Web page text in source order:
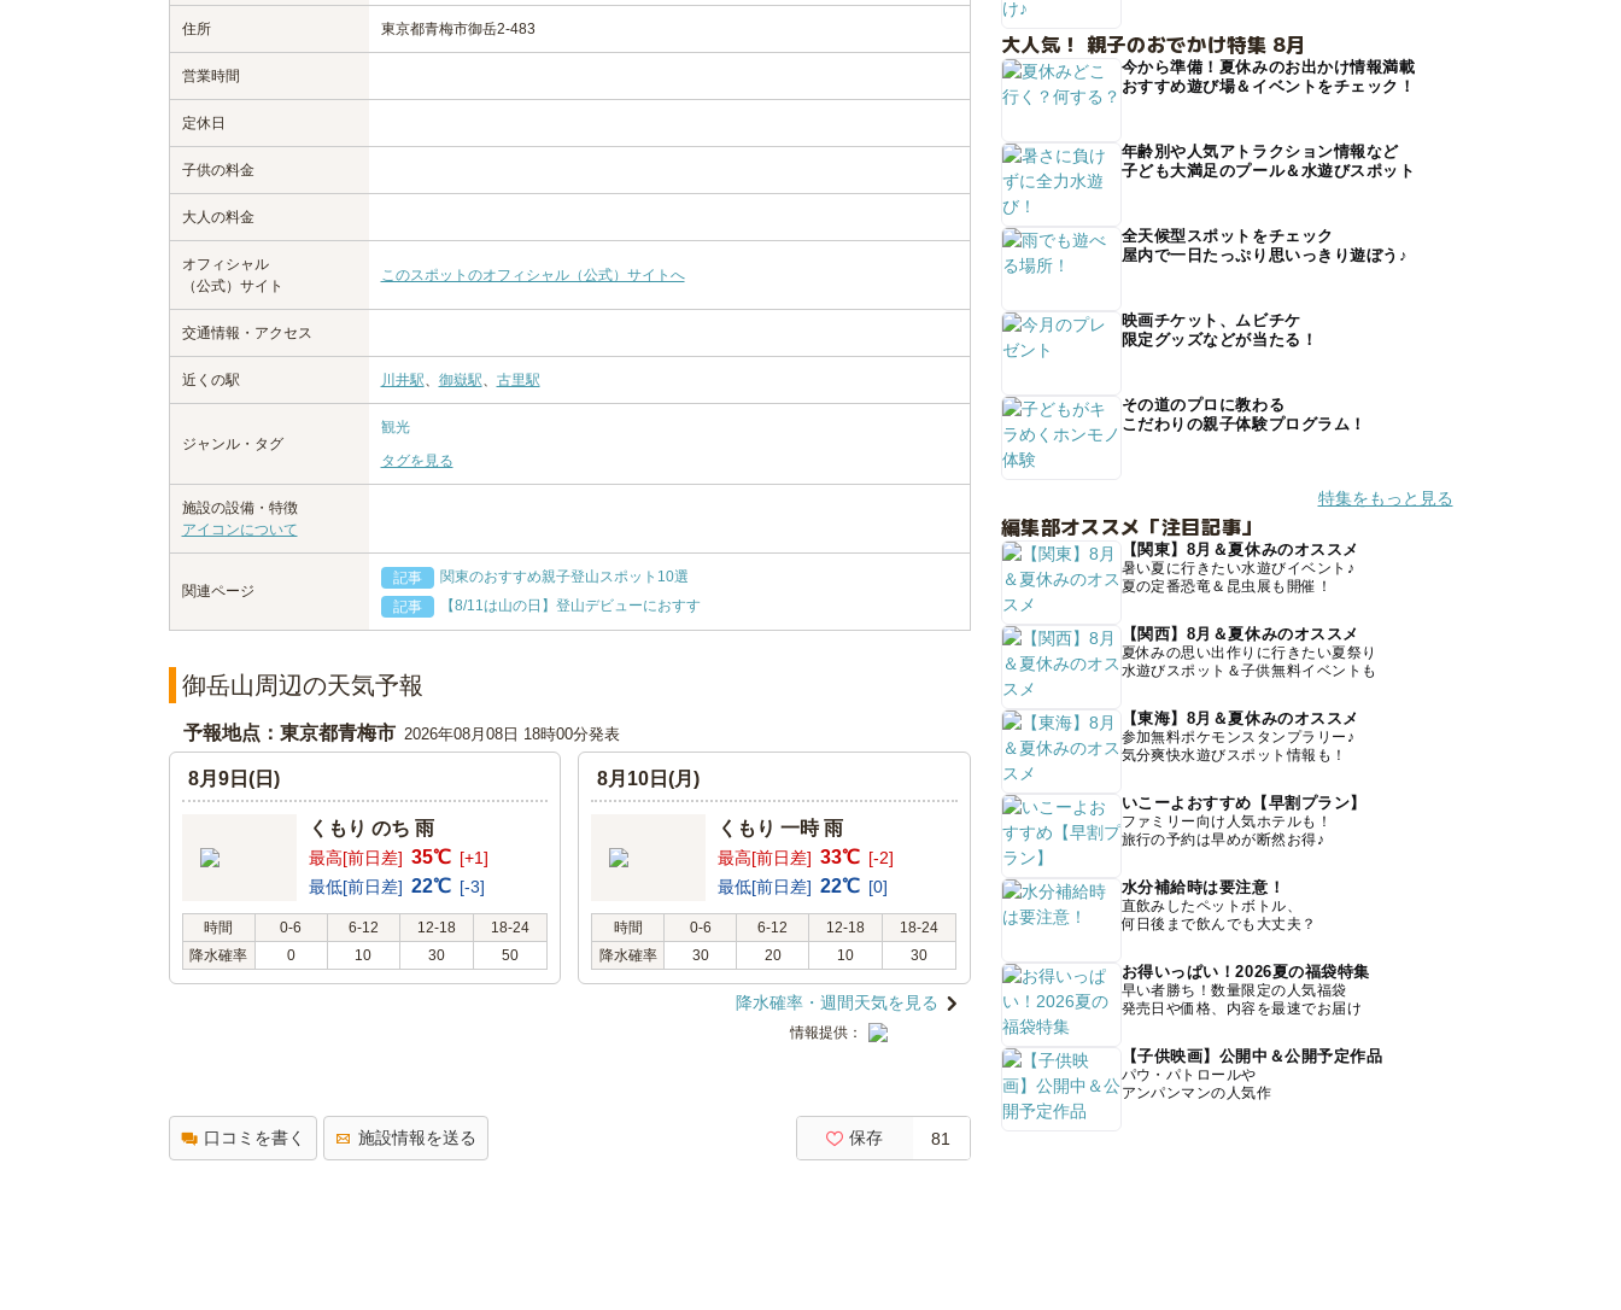
住所 東京都青梅市御岳2-483
営業時間
定休日
子供の料金
大人の料金
オフィシャル
（公式）サイト
このスポットのオフィシャル（公式）サイトへ
交通情報・アクセス
近くの駅 川井駅、 御嶽駅、 古里駅
ジャンル・タグ
観光
タグを見る
施設の設備・特徴
アイコンについて
関連ページ
記事
関東のおすすめ親子登山スポット10選
記事
【8/11は山の日】登山デビューにおすす
御岳山周辺の天気予報
予報地点：東京都青梅市 2026年08月08日 18時00分発表
8月9日(日)
くもり のち 雨
最高[前日差] 35℃ [+1]
最低[前日差] 22℃ [-3]
時間 0-6 6-12 12-18
18-24
降水確率
0 10 30 50
8月10日(月)
くもり 一時 雨
最高[前日差] 33℃ [-2]
最低[前日差] 22℃ [0]
時間 0-6 6-12 12-18
18-24
降水確率
30 20 10 30
降水確率・週間天気を見る
情報提供：
口コミを書く 施設情報を送る 保存 81
大人気！ 親子のおでかけ特集 8月
今から準備！夏休みのお出かけ情報満載
おすすめ遊び場＆イベントをチェック！
年齢別や人気アトラクション情報など
子ども大満足のプール＆水遊びスポット
全天候型スポットをチェック
屋内で一日たっぷり思いっきり遊ぼう♪
映画チケット、ムビチケ
限定グッズなどが当たる！
その道のプロに教わる
こだわりの親子体験プログラム！
特集をもっと見る
編集部オススメ「注目記事」
【関東】8月＆夏休みのオススメ
暑い夏に行きたい水遊びイベント♪
夏の定番恐竜＆昆虫展も開催！
【関西】8月＆夏休みのオススメ
夏休みの思い出作りに行きたい夏祭り
水遊びスポット＆子供無料イベントも
【東海】8月＆夏休みのオススメ
参加無料ポケモンスタンプラリー♪
気分爽快水遊びスポット情報も！
いこーよおすすめ【早割プラン】
ファミリー向け人気ホテルも！
旅行の予約は早めが断然お得♪
水分補給時は要注意！
直飲みしたペットボトル、
何日後まで飲んでも大丈夫？
お得いっぱい！2026夏の福袋特集
早い者勝ち！数量限定の人気福袋
発売日や価格、内容を最速でお届け
【子供映画】公開中＆公開予定作品
パウ・パトロールや
アンパンマンの人気作